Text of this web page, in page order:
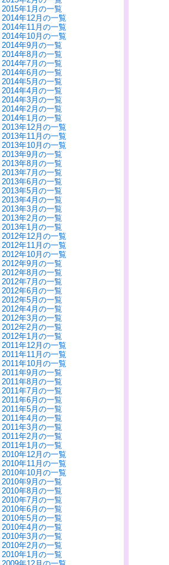
2015年1月の一覧
2014年12月の一覧
2014年11月の一覧
2014年10月の一覧
2014年9月の一覧
2014年8月の一覧
2014年7月の一覧
2014年6月の一覧
2014年5月の一覧
2014年4月の一覧
2014年3月の一覧
2014年2月の一覧
2014年1月の一覧
2013年12月の一覧
2013年11月の一覧
2013年10月の一覧
2013年9月の一覧
2013年8月の一覧
2013年7月の一覧
2013年6月の一覧
2013年5月の一覧
2013年4月の一覧
2013年3月の一覧
2013年2月の一覧
2013年1月の一覧
2012年12月の一覧
2012年11月の一覧
2012年10月の一覧
2012年9月の一覧
2012年8月の一覧
2012年7月の一覧
2012年6月の一覧
2012年5月の一覧
2012年4月の一覧
2012年3月の一覧
2012年2月の一覧
2012年1月の一覧
2011年12月の一覧
2011年11月の一覧
2011年10月の一覧
2011年9月の一覧
2011年8月の一覧
2011年7月の一覧
2011年6月の一覧
2011年5月の一覧
2011年4月の一覧
2011年3月の一覧
2011年2月の一覧
2011年1月の一覧
2010年12月の一覧
2010年11月の一覧
2010年10月の一覧
2010年9月の一覧
2010年8月の一覧
2010年7月の一覧
2010年6月の一覧
2010年5月の一覧
2010年4月の一覧
2010年3月の一覧
2010年2月の一覧
2010年1月の一覧